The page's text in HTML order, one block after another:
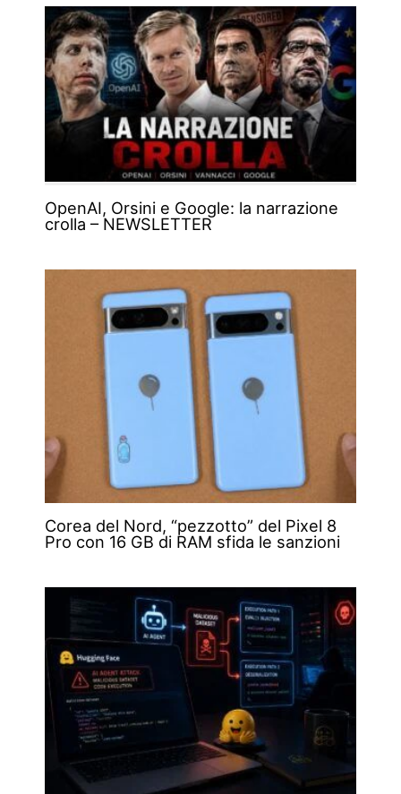
OpenAI, Orsini e Google: la narrazione
crolla – NEWSLETTER
Corea del Nord, “pezzotto” del Pixel 8
Pro con 16 GB di RAM sfida le sanzioni